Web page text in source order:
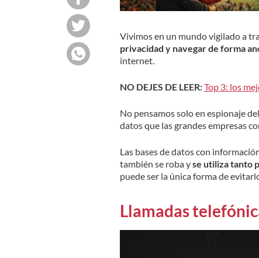
Vivimos en un mundo vigilado a
privacidad y navegar de forma
internet.
NO DEJES DE LEER:Top 3: los
No pensamos solo en espionaje
datos que las grandes empresas
Las bases de datos con
también se roba yse utiliza tanto
puede ser la única forma de
Llamadas